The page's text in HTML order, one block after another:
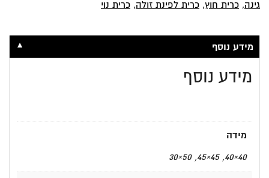
גינה, כרית חוץ, כרית לפינת זולה, כרית נוי
מידע נוסף ▼
מידע נוסף
מידה
40×40, 45×45, 50×30